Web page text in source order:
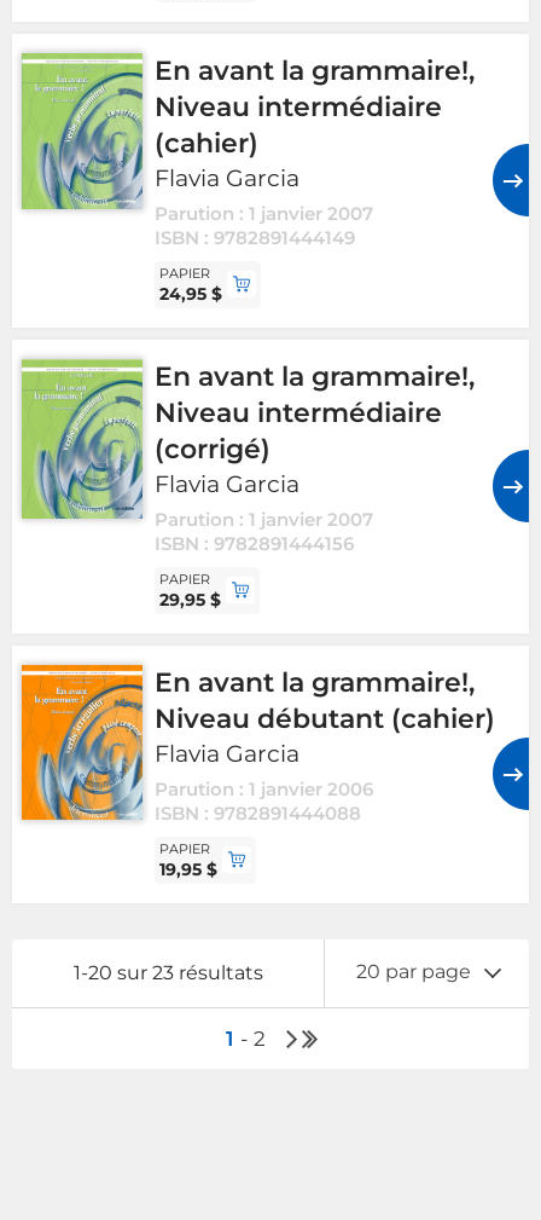
En avant la grammaire!,
Niveau intermédiaire
(cahier)
Flavia Garcia
Parution : 1 janvier 2007
ISBN : 9782891444149
PAPIER
24,95 $
En avant la grammaire!,
Niveau intermédiaire
(corrigé)
Flavia Garcia
Parution : 1 janvier 2007
ISBN : 9782891444156
PAPIER
29,95 $
En avant la grammaire!,
Niveau débutant (cahier)
Flavia Garcia
Parution : 1 janvier 2006
ISBN : 9782891444088
PAPIER
19,95 $
1-20 sur 23 résultats 20 par page
1 2
PageDernière